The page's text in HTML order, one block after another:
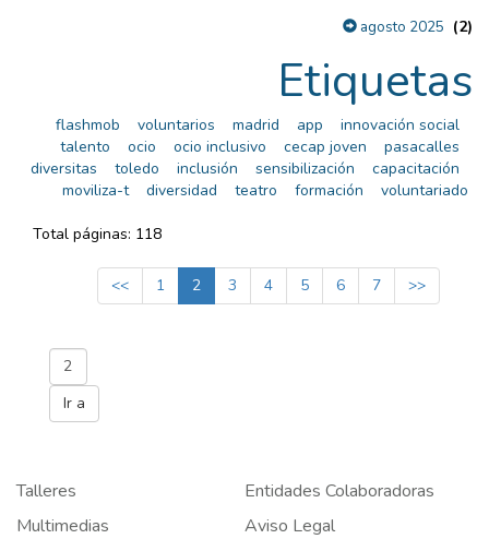
agosto 2025 (2)
Etiquetas
flashmob voluntarios madrid app
innovación social
talento
ocio ocio inclusivo cecap joven
pasacalles
diversitas
toledo inclusión sensibilización
capacitación
moviliza-t
diversidad teatro formación voluntariado
Total páginas: 118
<< 1 2 3 4 5 6 7 >>
Talleres
Entidades Colaboradoras
Multimedias
Aviso Legal